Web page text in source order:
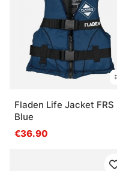
Fladen Life Jacket FRS
Blue
€36.90